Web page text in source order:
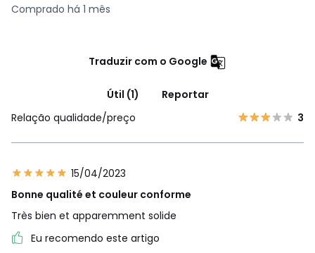
Comprado há 1 mês
Traduzir com o Google
Útil (1)
Reportar
Relação qualidade/preço
3
15/04/2023
Bonne qualité et couleur conforme
Très bien et apparemment solide
Eu recomendo este artigo